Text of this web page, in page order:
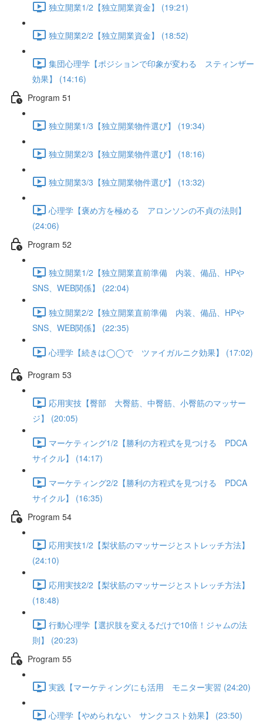
独立開業1/2【独立開業資金】 (19:21)
独立開業2/2【独立開業資金】 (18:52)
集団心理学【ポジションで印象が変わる スティンザー
効果】 (14:16)
Program 51
独立開業1/3【独立開業物件選び】 (19:34)
独立開業2/3【独立開業物件選び】 (18:16)
独立開業3/3【独立開業物件選び】 (13:32)
心理学【褒め方を極める アロンソンの不貞の法則】
(24:06)
Program 52
独立開業1/2【独立開業直前準備 内装、備品、HPや
SNS、WEB関係】 (22:04)
独立開業2/2【独立開業直前準備 内装、備品、HPや
SNS、WEB関係】 (22:35)
心理学【続きは◯◯で ツァイガルニク効果】 (17:02)
Program 53
応用実技【臀部 大臀筋、中臀筋、小臀筋のマッサー
ジ】 (20:05)
マーケティング1/2【勝利の方程式を見つける PDCA
サイクル】 (14:17)
マーケティング2/2【勝利の方程式を見つける PDCA
サイクル】 (16:35)
Program 54
応用実技1/2【梨状筋のマッサージとストレッチ方法】
(24:10)
応用実技2/2【梨状筋のマッサージとストレッチ方法】
(18:48)
行動心理学【選択肢を変えるだけで10倍！ジャムの法
則】 (20:23)
Program 55
実践【マーケティングにも活用 モニター実習 (24:20)
心理学【やめられない サンクコスト効果】 (23:50)